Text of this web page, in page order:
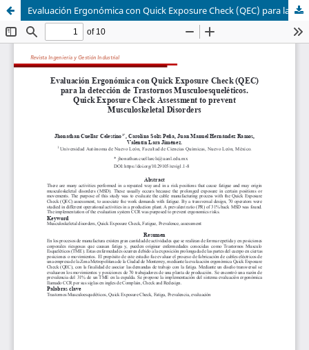
Evaluación Ergonómica con Quick Exposure Check (QEC) para la detección de Trastornos Musculoesqueléticos